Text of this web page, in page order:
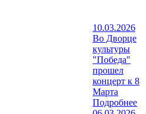
10.03.2026
Во Дворце
культуры
"Победа"
прошел
концерт к 8
Марта
Подробнее